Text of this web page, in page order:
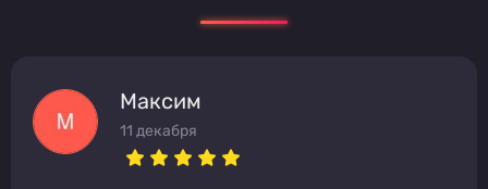
Максим
11 декабря